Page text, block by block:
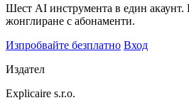
Шест AI инструмента в един акаунт.
жонглиране с абонаменти.
Изпробвайте безплатно Вход
Издател
Explicaire s.r.o.